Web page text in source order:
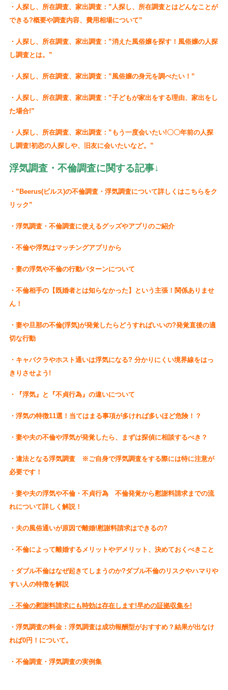
・人探し、所在調査、家出調査：”人探し、所在調査とはどんなことが
できる?概要や調査内容、費用相場について”
・人探し、所在調査、家出調査：”消えた風俗嬢を探す！風俗嬢の人探
し調査とは。”
・人探し、所在調査、家出調査：”風俗嬢の身元を調べたい！”
・人探し、所在調査、家出調査：”子どもが家出をする理由、家出をし
た場合!”
・人探し、所在調査、家出調査：”もう一度会いたい!〇〇年前の人探
し調査!初恋の人探しや、旧友に会いたいなど。”
浮気調査・不倫調査に関する記事↓
・”Beerus(ビルス)の不倫調査・浮気調査について詳しくはこちらをク
リック”
・浮気調査・不倫調査に使えるグッズやアプリのご紹介
・不倫や浮気はマッチングアプリから
・妻の浮気や不倫の行動パターンについて
・不倫相手の【既婚者とは知らなかった】という主張！関係ありませ
ん！
・妻や旦那の不倫(浮気)が発覚したらどうすればいいの?発覚直後の適
切な行動
・キャバクラやホスト通いは浮気になる? 分かりにくい境界線をはっ
きりさせよう!
・『浮気』と『不貞行為』の違いについて
・浮気の特徴11選！当てはまる事項が多ければ多いほど危険！？
・妻や夫の不倫や浮気が発覚したら、まずは探偵に相談するべき？
・違法となる浮気調査 ※ご自身で浮気調査をする際には特に注意が
必要です！
・妻や夫の浮気や不倫・不貞行為 不倫発覚から慰謝料請求までの流
れについて詳しく解説！
・夫の風俗通いが原因で離婚!慰謝料請求はできるの?
・不倫によって離婚するメリットやデメリット、決めておくべきこと
・ダブル不倫はなぜ起きてしまうのか?ダブル不倫のリスクやハマりや
すい人の特徴を解説
・不倫の慰謝料請求にも時効は存在します!早めの証拠収集を!
・浮気調査の料金：浮気調査は成功報酬型がおすすめ？結果が出なけ
れば0円！について。
・不倫調査・浮気調査の実例集